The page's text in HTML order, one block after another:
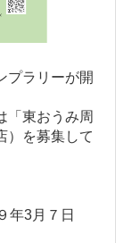
プラリーが開
「東おうみ周
）を募集して
年3月７日